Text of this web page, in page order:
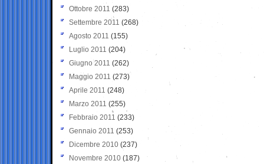
Ottobre 2011 (283)
Settembre 2011 (268)
Agosto 2011 (155)
Luglio 2011 (204)
Giugno 2011 (262)
Maggio 2011 (273)
Aprile 2011 (248)
Marzo 2011 (255)
Febbraio 2011 (233)
Gennaio 2011 (253)
Dicembre 2010 (237)
Novembre 2010 (187)